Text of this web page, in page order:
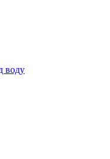
воду